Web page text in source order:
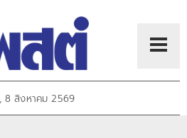
, 8 สิงหาคม 2569